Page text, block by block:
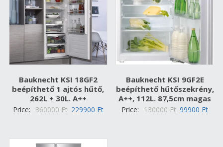
Bauknecht KSI 18GF2
beépíthető 1 ajtós hűtő,
262L + 30L. A++
Price: 360000Ft Original
229900 FtCurrent
Bauknecht KSI 9GF2E
beépíthető hűtőszekrény,
A++, 112L. 87,5cm magas
Price: 130000Ft Original
99900 Ft